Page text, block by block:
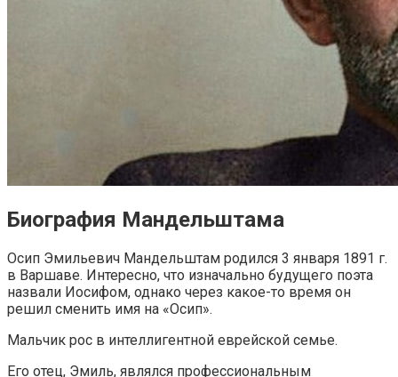
Биография Мандельштама
Осип Эмильевич Мандельштам родился 3 января 1891 г.
в Варшаве. Интересно, что изначально будущего поэта
назвали Иосифом, однако через какое-то время он
решил сменить имя на «Осип».
Мальчик рос в интеллигентной еврейской семье.
Его отец, Эмиль, являлся профессиональным